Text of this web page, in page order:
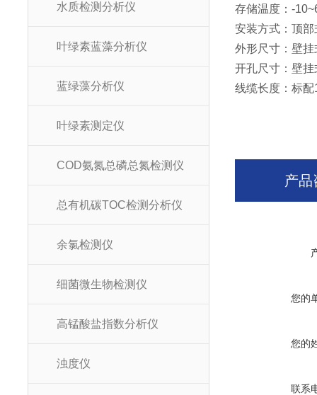
水质检测分析仪
叶绿素蓝藻分析仪
蓝绿藻分析仪
叶绿素测定仪
COD氨氮总磷总氮检测仪
总有机碳TOC检测分析仪
余氯检测仪
细菌微生物检测仪
高锰酸盐指数分析仪
浊度仪
存储温度：-
安装方式：顶
外形尺寸：壁
开孔尺寸：壁
线缆长度：标
产品
您的
您的
联系